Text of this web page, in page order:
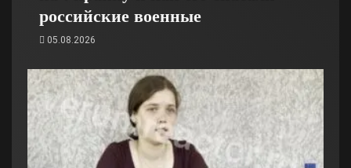
российские военные
05.08.2026